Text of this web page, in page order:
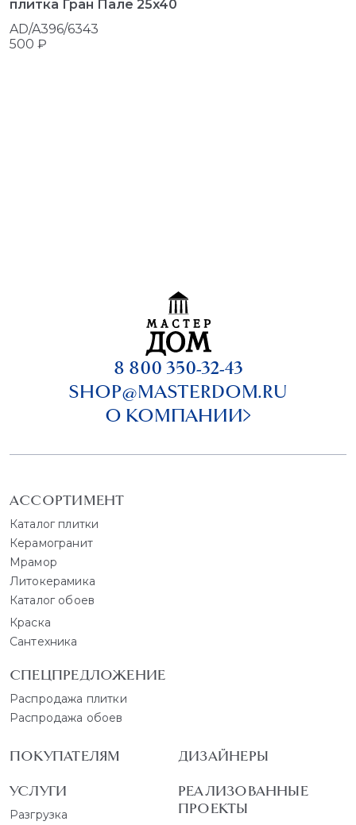
плитка Гран Пале 25x40
AD/A396/6343
500 ₽
8 800 350-32-43
SHOP@MASTERDOM.RU
О КОМПАНИИ
АССОРТИМЕНТ
Каталог плитки
Керамогранит
Мрамор
Литокерамика
Каталог обоев
Краска
Сантехника
СПЕЦПРЕДЛОЖЕНИЕ
Распродажа плитки
Распродажа обоев
ПОКУПАТЕЛЯМ
УСЛУГИ
Разгрузка
ДИЗАЙНЕРЫ
РЕАЛИЗОВАННЫЕ
ПРОЕКТЫ